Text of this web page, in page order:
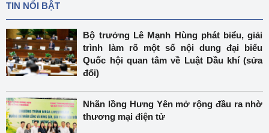
TIN NỔI BẬT
Bộ trưởng Lê Mạnh Hùng phát biểu, giải
trình làm rõ một số nội dung đại biểu
Quốc hội quan tâm về Luật Dầu khí (sửa
đổi)
Nhãn lồng Hưng Yên mở rộng đầu ra nhờ
thương mại điện tử